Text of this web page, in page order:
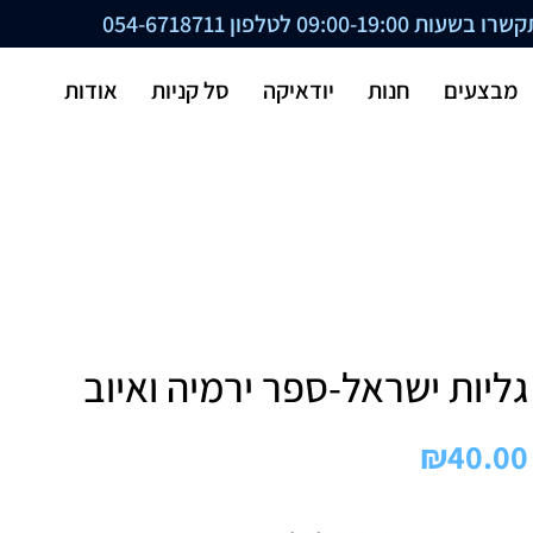
09:00-19:00 לטלפון 054-6718711
מבצעים חנות יודאיקה סל קניות אודות
גליות ישראל-ספר ירמיה ואיוב
₪40.00